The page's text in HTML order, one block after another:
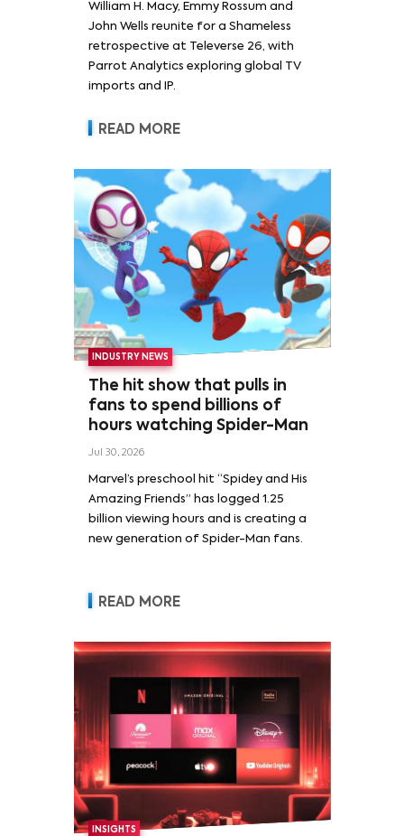
Rossum
William H. Macy, Emmy Rossum and
John Wells reunite for a Shameless
retrospective at Televerse 26, with
Parrot Analytics exploring global TV
imports and IP.
READ MORE
INDUSTRY NEWS
The hit show that pulls in
fans to spend billions of
hours watching Spider-Man
Jul 30, 2026
Marvel’s preschool hit “Spidey and His
Amazing Friends” has logged 1.25
billion viewing hours and is creating a
new generation of Spider-Man fans.
READ MORE
INSIGHTS